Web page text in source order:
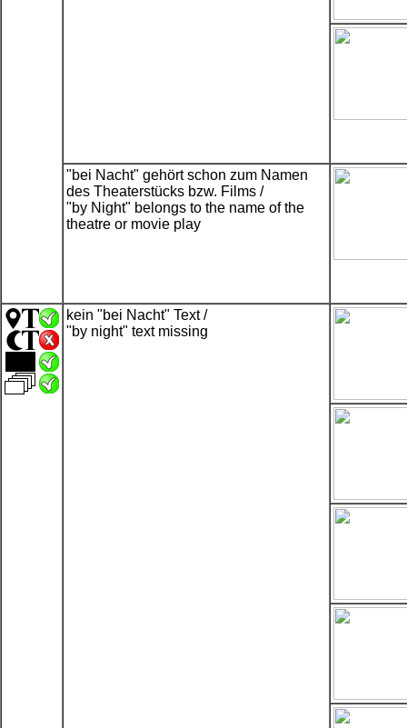
"bei Nacht" gehört schon zum Namen
des Theaterstücks bzw. Films /
"by Night" belongs to the name of the
theatre or movie play
kein "bei Nacht" Text /
"by night" text missing